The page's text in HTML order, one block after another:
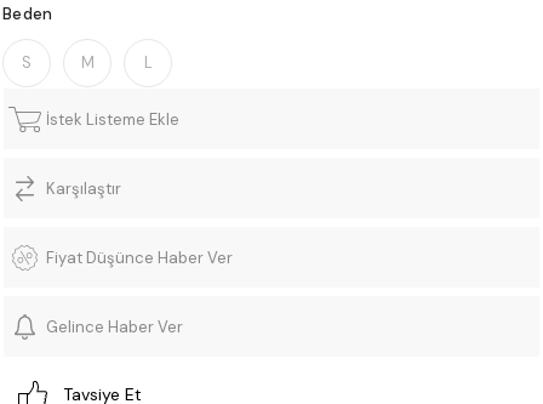
Beden
S M L
İstek Listeme Ekle
Karşılaştır
Fiyat Düşünce Haber Ver
Gelince Haber Ver
Tavsiye Et